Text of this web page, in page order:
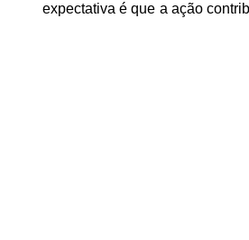
expectativa é que a ação